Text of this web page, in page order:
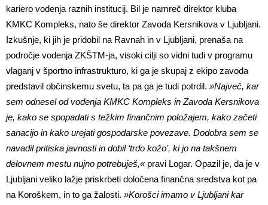
kariero vodenja raznih institucij. Bil je namreč direktor kluba
KMKC Kompleks, nato še direktor Zavoda Kersnikova v Ljubljani.
Izkušnje, ki jih je pridobil na Ravnah in v Ljubljani, prenaša na
področje vodenja ZKŠTM-ja, visoki cilji so vidni tudi v programu
vlaganj v športno infrastrukturo, ki ga je skupaj z ekipo zavoda
predstavil občinskemu svetu, ta pa ga je tudi potrdil. »Največ, kar
sem odnesel od vodenja KMKC Kompleks in Zavoda Kersnikova
je, kako se spopadati s težkim finančnim položajem, kako začeti
sanacijo in kako urejati gospodarske povezave. Dodobra sem se
navadil pritiska javnosti in dobil ‘trdo kožo’, ki jo na takšnem
delovnem mestu nujno potrebuješ,« pravi Logar. Opazil je, da je v
Ljubljani veliko lažje priskrbeti določena finančna sredstva kot pa
na Koroškem, in to ga žalosti. »Korošci imamo v Ljubljani kar